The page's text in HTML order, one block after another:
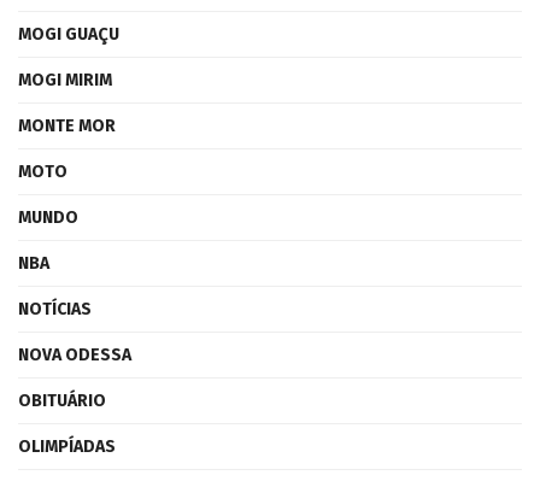
MOGI GUAÇU
MOGI MIRIM
MONTE MOR
MOTO
MUNDO
NBA
NOTÍCIAS
NOVA ODESSA
OBITUÁRIO
OLIMPÍADAS